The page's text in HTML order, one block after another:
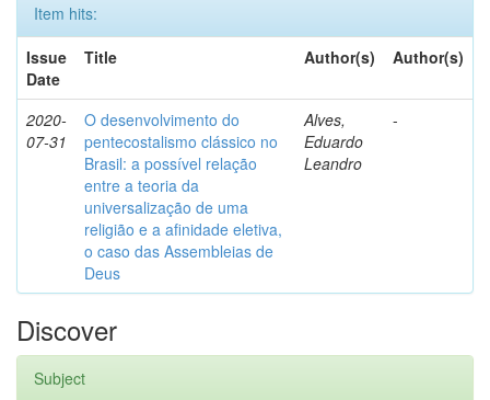
Item hits:
Issue
Date
Title Author(s) Author(s)
2020-
07-31
O desenvolvimento do
pentecostalismo clássico no
Brasil: a possível relação
entre a teoria da
universalização de uma
religião e a afinidade eletiva,
o caso das Assembleias de
Deus
Alves,
Eduardo
Leandro
-
Discover
Subject